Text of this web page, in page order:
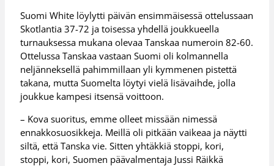
Suomi White löylytti päivän ensimmäisessä ottelussaan
Skotlantia 37-72 ja toisessa yhdellä joukkueella
turnauksessa mukana olevaa Tanskaa numeroin 82-60.
Ottelussa Tanskaa vastaan Suomi oli kolmannella
neljänneksellä pahimmillaan yli kymmenen pistettä
takana, mutta Suomelta löytyi vielä lisävaihde, jolla
joukkue kampesi itsensä voittoon.
– Kova suoritus, emme olleet missään nimessä
ennakkosuosikkeja. Meillä oli pitkään vaikeaa ja näytti
siltä, että Tanska vie. Sitten yhtäkkiä stoppi, kori,
stoppi, kori, Suomen päävalmentaja Jussi Räikkä